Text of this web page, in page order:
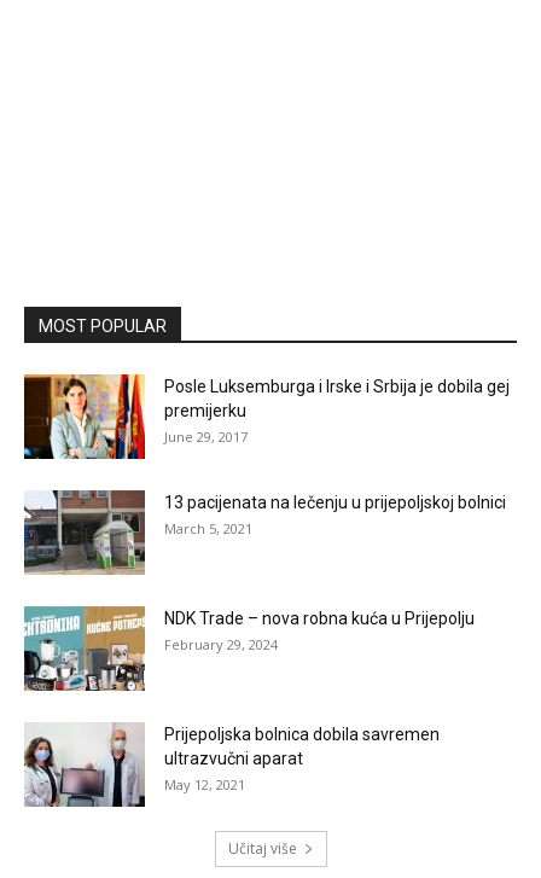
MOST POPULAR
Posle Luksemburga i Irske i Srbija je dobila gej
premijerku
June 29, 2017
13 pacijenata na lečenju u prijepoljskoj bolnici
March 5, 2021
NDK Trade – nova robna kuća u Prijepolju
February 29, 2024
Prijepoljska bolnica dobila savremen
ultrazvučni aparat
May 12, 2021
Učitaj više